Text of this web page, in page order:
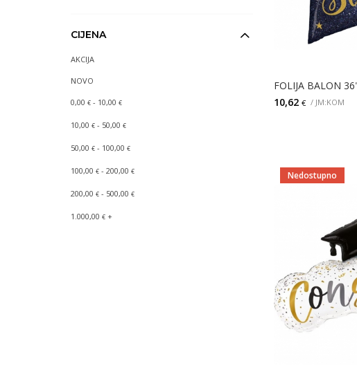
CIJENA
AKCIJA
NOVO
0,00 € - 10,00 €
10,00 € - 50,00 €
50,00 € - 100,00 €
100,00 € - 200,00 €
200,00 € - 500,00 €
1.000,00 € +
10,62 € / JM:KOM
Nedostupno